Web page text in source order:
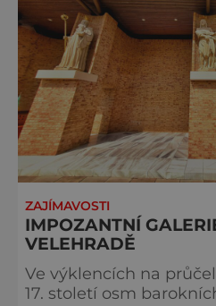
ZAJÍMAVOSTI
IMPOZANTNÍ
VELEHRADĚ
Ve výklencích na
17. století osm